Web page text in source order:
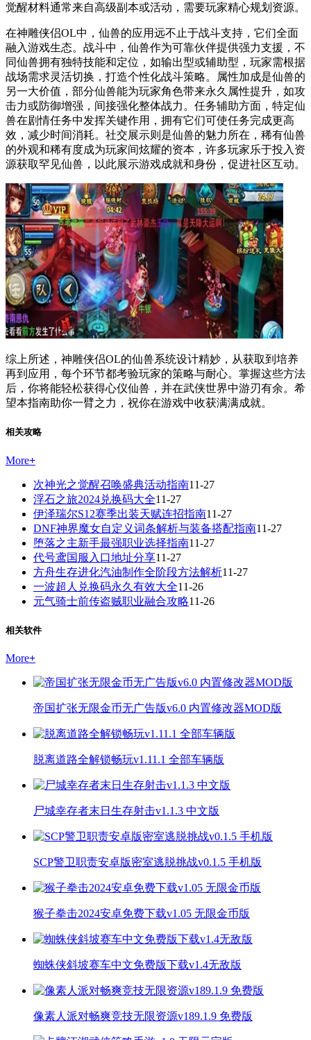
觉醒材料通常来自高级副本或活动，需要玩家精心规划资源。
在神雕侠侣OL中，仙兽的应用远不止于战斗支持，它们全面
融入游戏生态。战斗中，仙兽作为可靠伙伴提供强力支援，不
同仙兽拥有独特技能和定位，如输出型或辅助型，玩家需根据
战场需求灵活切换，打造个性化战斗策略。属性加成是仙兽的
另一大价值，部分仙兽能为玩家角色带来永久属性提升，如攻
击力或防御增强，间接强化整体战力。任务辅助方面，特定仙
兽在剧情任务中发挥关键作用，拥有它们可使任务完成更高
效，减少时间消耗。社交展示则是仙兽的魅力所在，稀有仙兽
的外观和稀有度成为玩家间炫耀的资本，许多玩家乐于投入资
源获取罕见仙兽，以此展示游戏成就和身份，促进社区互动。
综上所述，神雕侠侣OL的仙兽系统设计精妙，从获取到培养
再到应用，每个环节都考验玩家的策略与耐心。掌握这些方法
后，你将能轻松获得心仪仙兽，并在武侠世界中游刃有余。希
望本指南助你一臂之力，祝你在游戏中收获满满成就。
相关攻略
More+
次神光之觉醒召唤盛典活动指南11-27
浮石之旅2024兑换码大全11-27
伊泽瑞尔S12赛季出装天赋连招指南11-27
DNF神界魔女自定义词条解析与装备搭配指南11-27
堕落之主新手最强职业选择指南11-27
代号鸢国服入口地址分享11-27
方舟生存进化汽油制作全阶段方法解析11-27
一波超人兑换码永久有效大全11-26
元气骑士前传盗贼职业融合攻略11-26
相关软件
More+
帝国扩张无限金币无广告版v6.0 内置修改器MOD版
脱离道路全解锁畅玩v1.11.1 全部车辆版
尸城幸存者末日生存射击v1.1.3 中文版
SCP警卫职责安卓版密室逃脱挑战v0.1.5 手机版
猴子拳击2024安卓免费下载v1.05 无限金币版
蜘蛛侠斜坡赛车中文免费版下载v1.4无敌版
像素人派对畅爽竞技无限资源v189.1.9 免费版